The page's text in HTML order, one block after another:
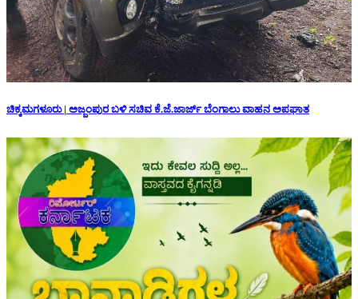
ಚಿಕ್ಕಮಗಳೂರು | ಅಜ್ಜಂಪುರ ಬಳಿ ಸಚಿವ ಕೆ.ಜೆ.ಜಾರ್ಜ್ ಬೆಂಗಾಲು ವಾಹನ ಅಪಘಾತ